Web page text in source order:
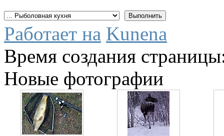
Работает на Kunena
Время создания
Новые фотографии